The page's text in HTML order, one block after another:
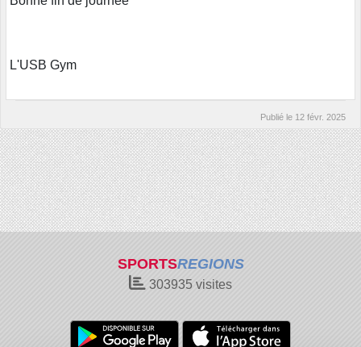
L'USB Gym
Publié le 12 févr. 2025
SPORTSREGIONS
303935 visites